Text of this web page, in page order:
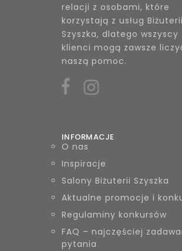
relacji z osobami, które
korzystają z usług Biżuterii
Szyszka, dlatego wszyscy
klienci mogą zawsze
naszą pomoc.
INFORMACJE
O nas
Inspiracje
Salony Biżuterii Szyszka
Aktualne promocje i
Regulaminy konkursów
FAQ – najczęściej
pytania